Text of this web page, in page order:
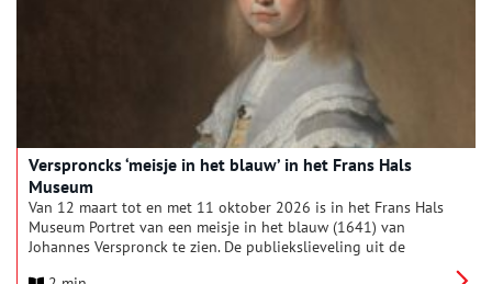
Versproncks ‘meisje in het blauw’ in het Frans Hals
Museum
Van 12 maart tot en met 11 oktober 2026 is in het Frans Hals
Museum Portret van een meisje in het blauw (1641) van
Johannes Verspronck te zien. De publiekslieveling uit de